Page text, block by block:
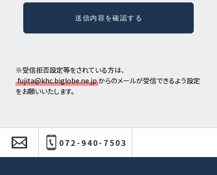
※受信拒否設定等をされている方は、
fujita@khc.biglobe.ne.jpからのメールが受信できるよう設定
をお願いいたします。
072-940-7503